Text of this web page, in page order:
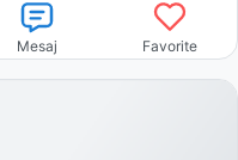
Mesaj Favorite